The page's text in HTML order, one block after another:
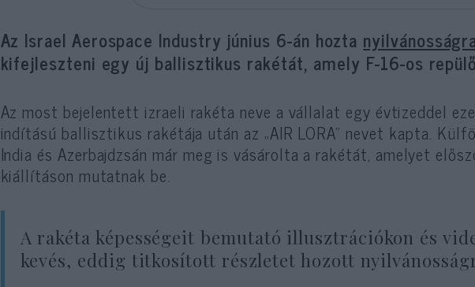
Az Israel Aerospace Industry június 6-án hozta
kifejleszteni egy új ballisztikus rakétát, amely F-16-os
Az most bejelentett izraeli rakéta neve a vállalat egy évtizeddel
indítású ballisztikus rakétája után az „AIR LORA” nevet kapta.
India és Azerbajdzsán már meg is vásárolta a rakétát, amelyet
kiállításon mutatnak be.
A rakéta képességeit bemutató illusztrációkon és
kevés, eddig titkosított részletet hozott